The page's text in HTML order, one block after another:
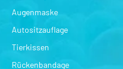
Augenmaske
Autositzauflage
Tierkissen
Rückenbandage